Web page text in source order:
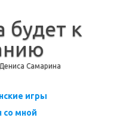
будет к
Самарина
игры
со мной